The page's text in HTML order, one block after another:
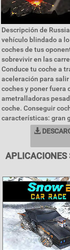
Descripción de
vehículo blindado a
coches de tus
sobrevivir en las
Conduce tu coche a
aceleración para
coches y poner fuera
ametralladoras
coche. Conseguir
características: gran
APLICACIONES